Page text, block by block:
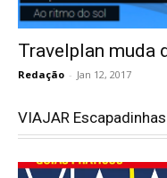
Travelplan muda
Redação - Jan 12, 2017
VIAJAR